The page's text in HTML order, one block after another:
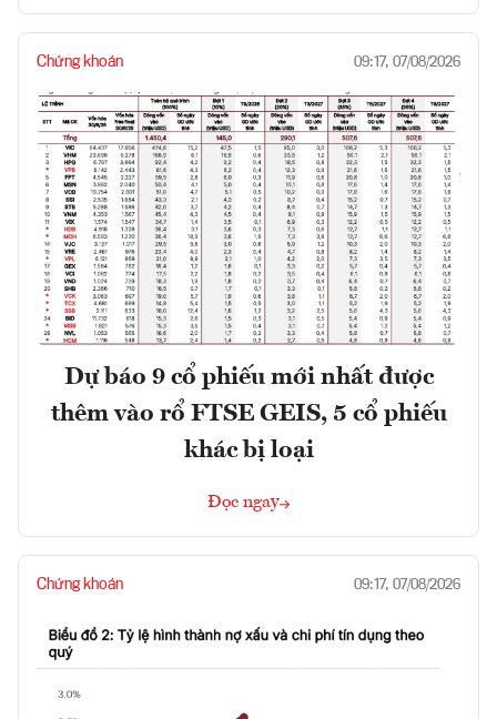
Chứng khoán 09:17, 07/08/2026
Dự báo 9 cổ phiếu mới nhất được
thêm vào rổ FTSE GEIS, 5 cổ phiếu
khác bị loại
Đọc ngay
Chứng khoán 09:17, 07/08/2026